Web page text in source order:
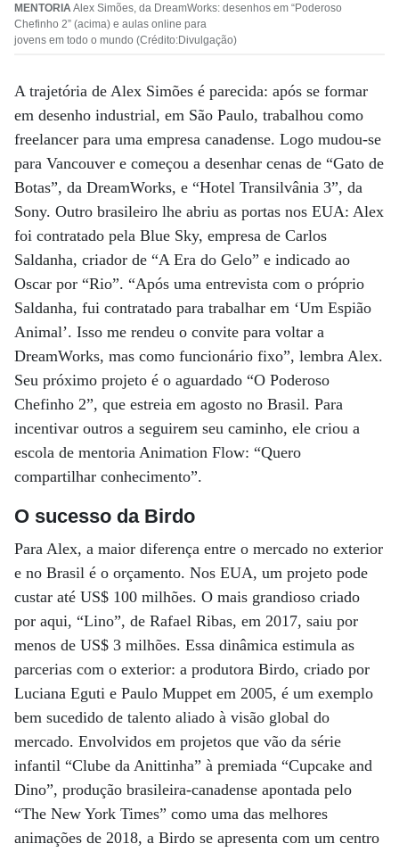
MENTORIAAlex Simões, da DreamWorks: desenhos em “Poderoso
Chefinho 2” (acima) e aulas online para
jovens em todo o mundo (Crédito:Divulgação)
A trajetória de Alex Simões é parecida: após se formar
em desenho industrial, em São Paulo, trabalhou como
freelancer para uma empresa canadense. Logo mudou-se
para Vancouver e começou a desenhar cenas de “Gato de
Botas”, da DreamWorks, e “Hotel Transilvânia 3”, da
Sony. Outro brasileiro lhe abriu as portas nos EUA: Alex
foi contratado pela Blue Sky, empresa de Carlos
Saldanha, criador de “A Era do Gelo” e indicado ao
Oscar por “Rio”. “Após uma entrevista com o próprio
Saldanha, fui contratado para trabalhar em ‘Um Espião
Animal’. Isso me rendeu o convite para voltar a
DreamWorks, mas como funcionário fixo”, lembra Alex.
Seu próximo projeto é o aguardado “O Poderoso
Chefinho 2”, que estreia em agosto no Brasil. Para
incentivar outros a seguirem seu caminho, ele criou a
escola de mentoria Animation Flow: “Quero
compartilhar conhecimento”.
O sucesso da Birdo
Para Alex, a maior diferença entre o mercado no exterior
e no Brasil é o orçamento. Nos EUA, um projeto pode
custar até US$ 100 milhões. O mais grandioso criado
por aqui, “Lino”, de Rafael Ribas, em 2017, saiu por
menos de US$ 3 milhões. Essa dinâmica estimula as
parcerias com o exterior: a produtora Birdo, criado por
Luciana Eguti e Paulo Muppet em 2005, é um exemplo
bem sucedido de talento aliado à visão global do
mercado. Envolvidos em projetos que vão da série
infantil “Clube da Anittinha” à premiada “Cupcake and
Dino”, produção brasileira-canadense apontada pelo
“The New York Times” como uma das melhores
animações de 2018, a Birdo se apresenta com um centro